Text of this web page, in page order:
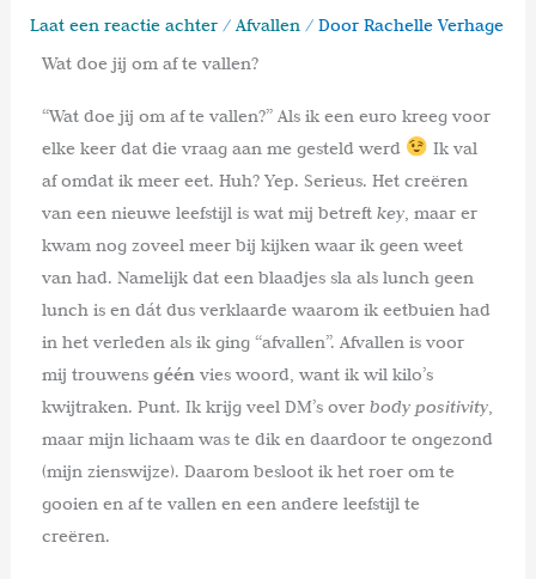
Laat een reactie achter /Afvallen / DoorRachelle Verhage
Wat doe jij om af te vallen?
“Wat doe jij om af te vallen?” Als ik een euro kreeg voor
elke keer dat die vraag aan me gesteld werd
Ik val
af omdat ik meer eet. Huh? Yep. Serieus. Het creëren
van een nieuwe leefstijl is wat mij betreftkey, maar er
kwam nog zoveel meer bij kijken waar ik geen weet
van had. Namelijk dat een blaadjes sla als lunch geen
lunch is en dát dus verklaarde waarom ik eetbuien had
in het verleden als ik ging “afvallen”. Afvallen is voor
mij trouwensgéén vies woord, want ik wil kilo’s
kwijtraken. Punt. Ik krijg veel DM’s overbody positivity,
maar mijn lichaam was te dik en daardoor te ongezond
(mijn zienswijze). Daarom besloot ik het roer om te
gooien en af te vallen en een andere leefstijl te
creëren.